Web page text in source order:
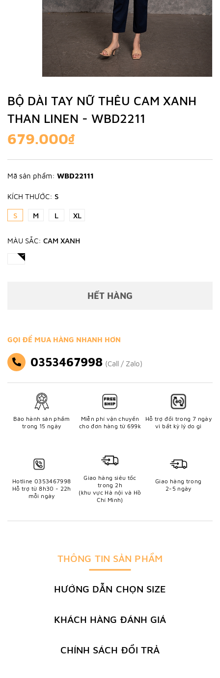
BỘ DÀI TAY NỮ THÊU CAM XANH
THAN LINEN - WBD2211
679.000₫
Mã sản phẩm: WBD22111
KÍCH THƯỚC: S
S M L XL
MÀU SẮC: CAM XANH
HẾT HÀNG
GỌI ĐỂ MUA HÀNG NHANH HƠN
0353467998 (Call / Zalo)
Bảo hành sản phẩm
trong 15 ngày
Miễn phí vận chuyển
cho đơn hàng từ 699k
Hỗ trợ đổi trong 7 ngày
vì bất kỳ lý do gì
Hotline 0353467998
Hỗ trợ từ 8h30 - 22h
mỗi ngày
Giao hàng siêu tốc
trong 2h
(khu vực Hà nội và Hồ
Chí Minh)
Giao hàng trong
2-5 ngày
THÔNG TIN SẢN PHẨM
HƯỚNG DẪN CHỌN SIZE
KHÁCH HÀNG ĐÁNH GIÁ
CHÍNH SÁCH ĐỔI TRẢ